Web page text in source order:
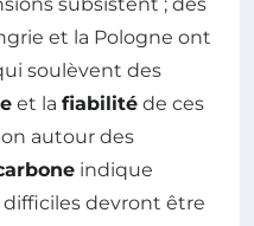
et la Pologne ont
soulèvent des
et la fiabilité de ces
autour des
indique
devront être